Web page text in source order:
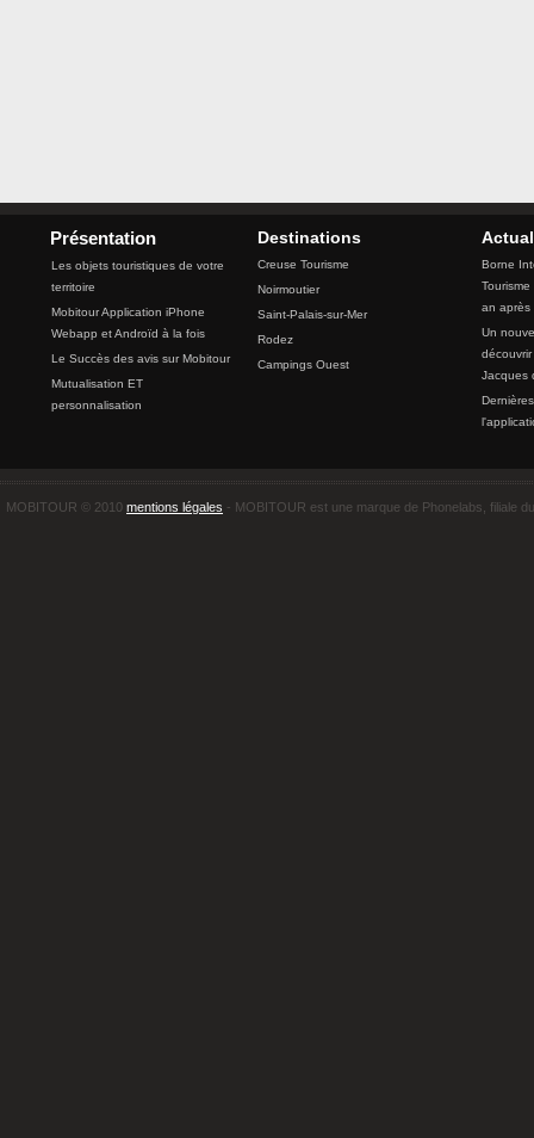
Présentation
Les objets touristiques de votre
territoire
Mobitour Application iPhone
Webapp et Androïd à la fois
Le Succès des avis sur Mobitour
Mutualisation ET
personnalisation
Destinations
Creuse Tourisme
Noirmoutier
Saint-Palais-sur-Mer
Rodez
Campings Ouest
Borne
an après
Un
Jacques
MOBITOUR © 2010 mentions légales - MOBITOUR est une marque de Phonelabs, filiale